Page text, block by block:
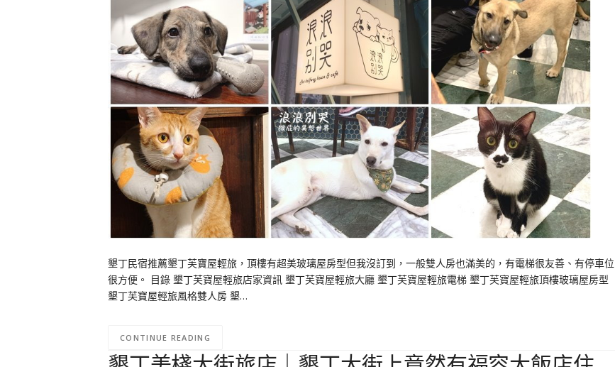
墾丁民宿推薦墾丁芙寶屋輕旅，頂樓有超美玻璃屋房型但我沒訂到，一般雙人房也滿美的，有電梯很友善、有停車位
很方便。 目錄 墾丁芙寶屋輕旅店家資訊 墾丁芙寶屋輕旅大廳 墾丁芙寶屋輕旅電梯 墾丁芙寶屋輕旅頂樓玻璃屋房型
墾丁芙寶屋輕旅風格雙人房 墾…
CONTINUE READING